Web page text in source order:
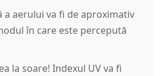
a aerului va fi de aproximativ
în care este percepută
la soare! Indexul UV va fi